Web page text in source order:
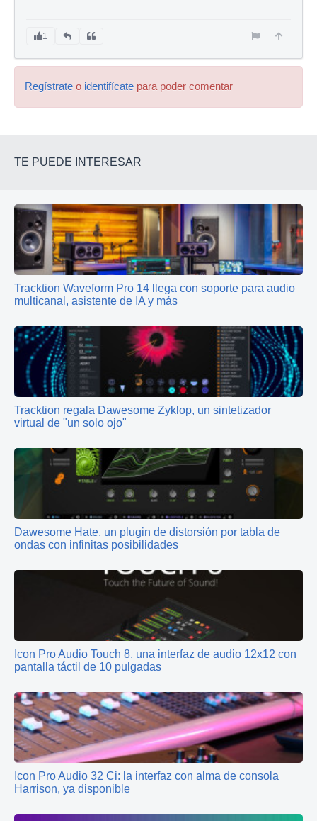
1
Regístrate o identifícate para poder comentar
TE PUEDE INTERESAR
Tracktion Waveform Pro 14 llega con soporte para audio
multicanal, asistente de IA y más
Tracktion regala Dawesome Zyklop, un sintetizador
virtual de "un solo ojo"
Dawesome Hate, un plugin de distorsión por tabla de
ondas con infinitas posibilidades
Icon Pro Audio Touch 8, una interfaz de audio 12x12 con
pantalla táctil de 10 pulgadas
Icon Pro Audio 32 Ci: la interfaz con alma de consola
Harrison, ya disponible